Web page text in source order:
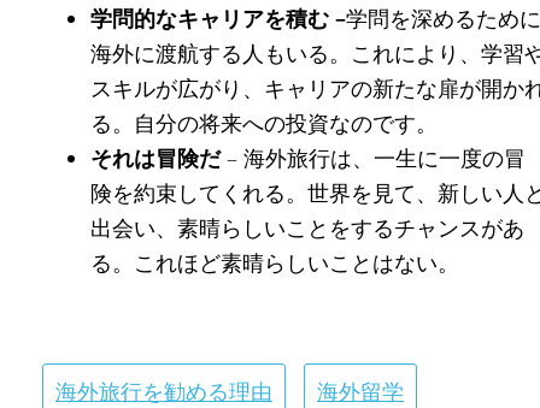
学問的なキャリアを積む –学問を深めるために
海外に渡航する人もいる。これにより、学習
スキルが広がり、キャリアの新たな扉が開か
る。自分の将来への投資なのです。
それは冒険だ– 海外旅行は、一生に一度の冒
険を約束してくれる。世界を見て、新しい人
出会い、素晴らしいことをするチャンスがあ
る。これほど素晴らしいことはない。
海外旅行を勧める理由 海外留学